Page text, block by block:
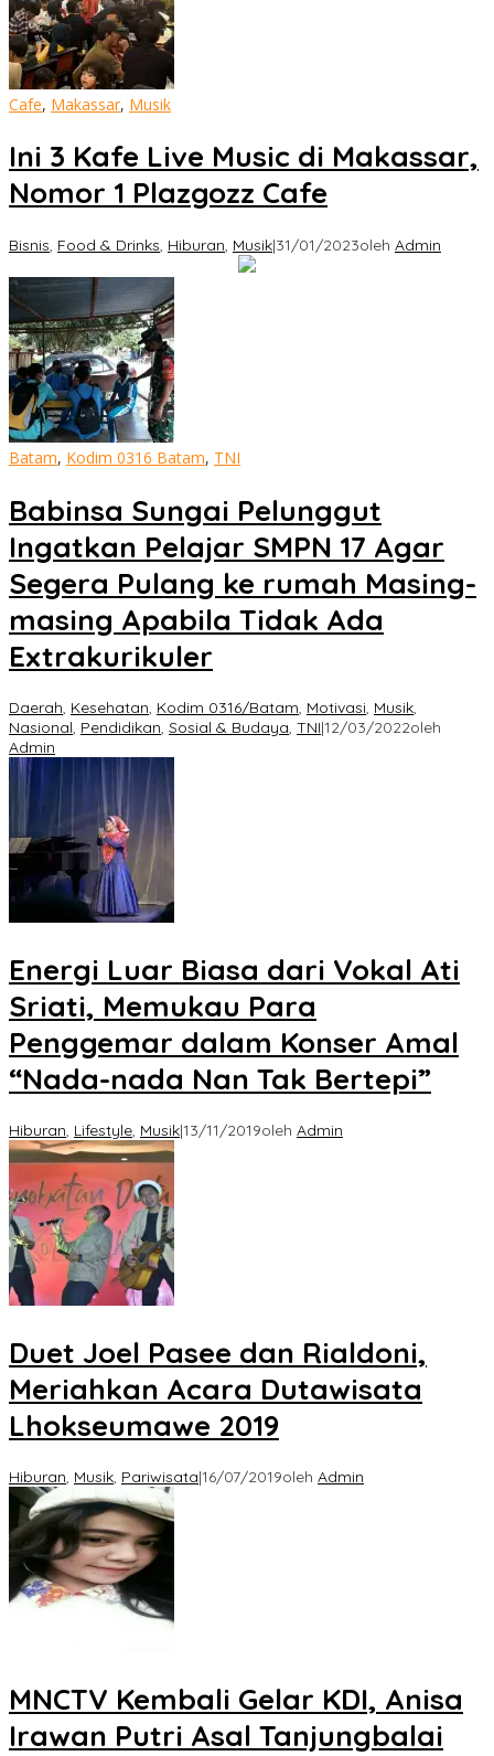
Cafe, Makassar, Musik
Ini 3 Kafe Live Music di Makassar,
Nomor 1 Plazgozz Cafe
Bisnis, Food & Drinks, Hiburan, Musik|31/01/2023oleh Admin
Batam, Kodim 0316 Batam, TNI
Babinsa Sungai Pelunggut
Ingatkan Pelajar SMPN 17 Agar
Segera Pulang ke rumah Masing-
masing Apabila Tidak Ada
Extrakurikuler
Daerah, Kesehatan, Kodim 0316/Batam, Motivasi, Musik,
Nasional, Pendidikan, Sosial & Budaya, TNI|12/03/2022oleh
Admin
Energi Luar Biasa dari Vokal Ati
Sriati, Memukau Para
Penggemar dalam Konser Amal
“Nada-nada Nan Tak Bertepi”
Hiburan, Lifestyle, Musik|13/11/2019oleh Admin
Duet Joel Pasee dan Rialdoni,
Meriahkan Acara Dutawisata
Lhokseumawe 2019
Hiburan, Musik, Pariwisata|16/07/2019oleh Admin
MNCTV Kembali Gelar KDI, Anisa
Irawan Putri Asal Tanjungbalai